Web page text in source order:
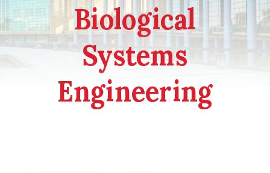
Biological
Systems
Engineering